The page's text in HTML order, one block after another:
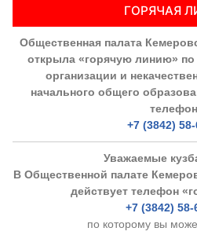
ГОРЯЧАЯ
Общественная палата
открыла «горячую линию»
организации и
начального общего
+7 (3842)
Уважаемые
В Общественной палате
действует телефон
+7 (3842) 58-
по которому вы